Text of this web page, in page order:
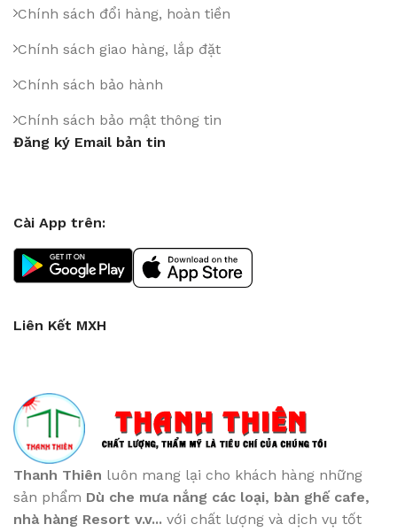
Chính sách đổi hàng, hoàn tiền
Chính sách giao hàng, lắp đặt
Chính sách bảo hành
Chính sách bảo mật thông tin
Đăng ký Email bản tin
Cài App trên:
Liên Kết MXH
Thanh Thiên luôn mang lại cho khách hàng những
sản phẩm Dù che mưa nắng các loại, bàn ghế cafe,
nhà hàng Resort v.v... với chất lượng và dịch vụ tốt